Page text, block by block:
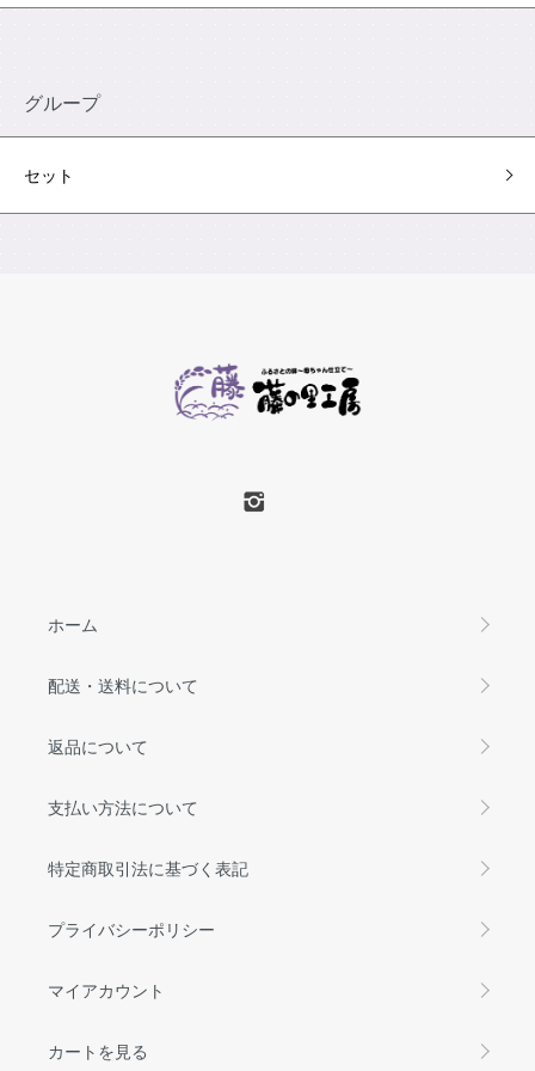
グループ
セット
ホーム
配送・送料について
返品について
支払い方法について
特定商取引法に基づく表記
プライバシーポリシー
マイアカウント
カートを見る